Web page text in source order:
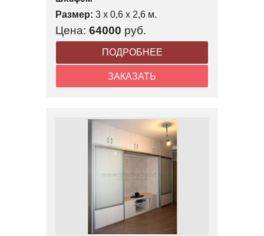
Размер: 3 x 0,6 x 2,6 м.
Цена: 64000 руб.
ПОДРОБНЕЕ
ЗАКАЗАТЬ